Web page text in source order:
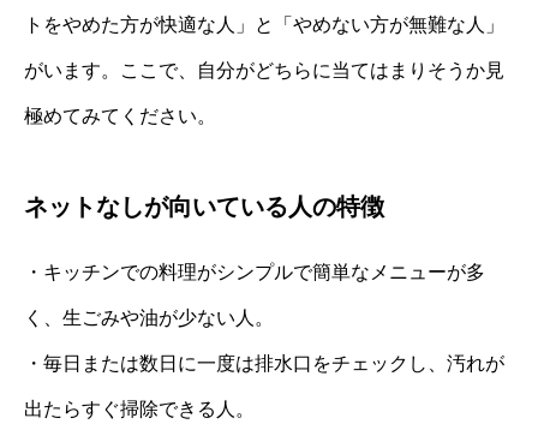
トをやめた方が快適な人」と「やめない方が無難な人」
がいます。ここで、自分がどちらに当てはまりそうか見
極めてみてください。
ネットなしが向いている人の特徴
・キッチンでの料理がシンプルで簡単なメニューが多
く、生ごみや油が少ない人。
・毎日または数日に一度は排水口をチェックし、汚れが
出たらすぐ掃除できる人。